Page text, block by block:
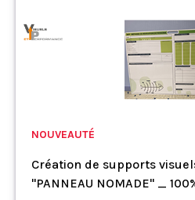
NOUVEAUTÉ
Création de supports
"PANNEAU NOMADE" _